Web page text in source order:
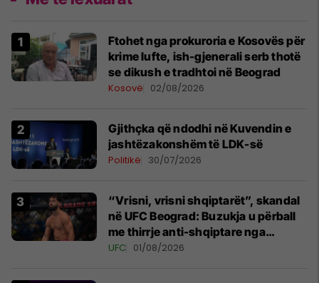
Ftohet nga prokuroria e Kosovës për
krime lufte, ish-gjenerali serb thotë
se dikush e tradhtoi në Beograd
Kosovë 02/08/2026
Gjithçka që ndodhi në Kuvendin e
jashtëzakonshëm të LDK-së
Politikë 30/07/2026
“Vrisni, vrisni shqiptarët”, skandal
në UFC Beograd: Buzukja u përball
me thirrje anti-shqiptare nga
tribunat
UFC 01/08/2026